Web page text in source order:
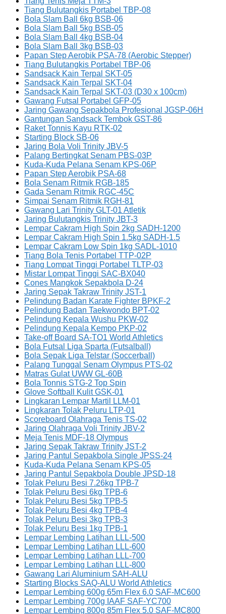
Tiang Bulutangkis Portabel TBP-08
Bola Slam Ball 6kg BSB-06
Bola Slam Ball 5kg BSB-05
Bola Slam Ball 4kg BSB-04
Bola Slam Ball 3kg BSB-03
Papan Step Aerobik PSA-78 (Aerobic Stepper)
Tiang Bulutangkis Portabel TBP-06
Sandsack Kain Terpal SKT-05
Sandsack Kain Terpal SKT-04
Sandsack Kain Terpal SKT-03 (D30 x 100cm)
Gawang Futsal Portabel GFP-05
Jaring Gawang Sepakbola Profesional JGSP-06H
Gantungan Sandsack Tembok GST-86
Raket Tonnis Kayu RTK-02
Starting Block SB-06
Jaring Bola Voli Trinity JBV-5
Palang Bertingkat Senam PBS-03P
Kuda-Kuda Pelana Senam KPS-06P
Papan Step Aerobik PSA-68
Bola Senam Ritmik RGB-185
Gada Senam Ritmik RGC-45C
Simpai Senam Ritmik RGH-81
Gawang Lari Trinity GLT-01 Atletik
Jaring Bulutangkis Trinity JBT-3
Lempar Cakram High Spin 2kg SADH-1200
Lempar Cakram High Spin 1.5kg SADH-1.5
Lempar Cakram Low Spin 1kg SADL-1010
Tiang Bola Tenis Portabel TTP-02P
Tiang Lompat Tinggi Portabel TLTP-03
Mistar Lompat Tinggi SAC-BX040
Cones Mangkok Sepakbola D-24
Jaring Sepak Takraw Trinity JST-1
Pelindung Badan Karate Fighter BPKF-2
Pelindung Badan Taekwondo BPT-02
Pelindung Kepala Wushu PKW-02
Pelindung Kepala Kempo PKP-02
Take-off Board SA-TO1 World Athletics
Bola Futsal Liga Sparta (Futsalball)
Bola Sepak Liga Telstar (Soccerball)
Palang Tunggal Senam Olympus PTS-02
Matras Gulat UWW GL-60B
Bola Tonnis STG-2 Top Spin
Glove Softball Kulit GSK-01
Lingkaran Lempar Martil LLM-01
Lingkaran Tolak Peluru LTP-01
Scoreboard Olahraga Tenis TS-02
Jaring Olahraga Voli Trinity JBV-2
Meja Tenis MDF-18 Olympus
Jaring Sepak Takraw Trinity JST-2
Jaring Pantul Sepakbola Single JPSS-24
Kuda-Kuda Pelana Senam KPS-05
Jaring Pantul Sepakbola Double JPSD-18
Tolak Peluru Besi 7.26kg TPB-7
Tolak Peluru Besi 6kg TPB-6
Tolak Peluru Besi 5kg TPB-5
Tolak Peluru Besi 4kg TPB-4
Tolak Peluru Besi 3kg TPB-3
Tolak Peluru Besi 1kg TPB-1
Lempar Lembing Latihan LLL-500
Lempar Lembing Latihan LLL-600
Lempar Lembing Latihan LLL-700
Lempar Lembing Latihan LLL-800
Gawang Lari Aluminium SAH-ALU
Starting Blocks SAQ-ALU World Athletics
Lempar Lembing 600g 65m Flex 6.0 SAF-MC600
Lempar Lembing 700g IAAF SAF-YC700
Lempar Lembing 800g 85m Flex 5.0 SAF-MC800